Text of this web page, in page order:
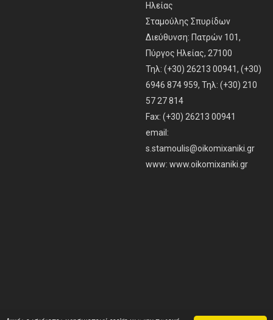
Ηλείας
Σταμούλης Σπυρίδων
Διεύθυνση: Πατρών 101,
Πύργος Ηλείας, 27100
Τηλ: (+30) 26213 00941, (+30)
6946 874 959, Τηλ: (+30) 210
57 27 814
Fax: (+30) 26213 00941
email:
s.stamoulis@oikomixaniki.gr
www: www.oikomixaniki.gr